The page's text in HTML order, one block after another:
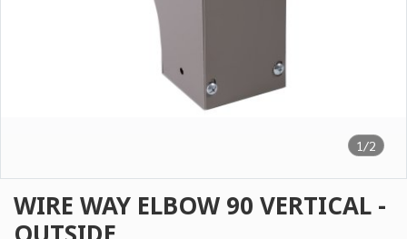
1/2
WIRE WAY ELBOW 90 VERTICAL -